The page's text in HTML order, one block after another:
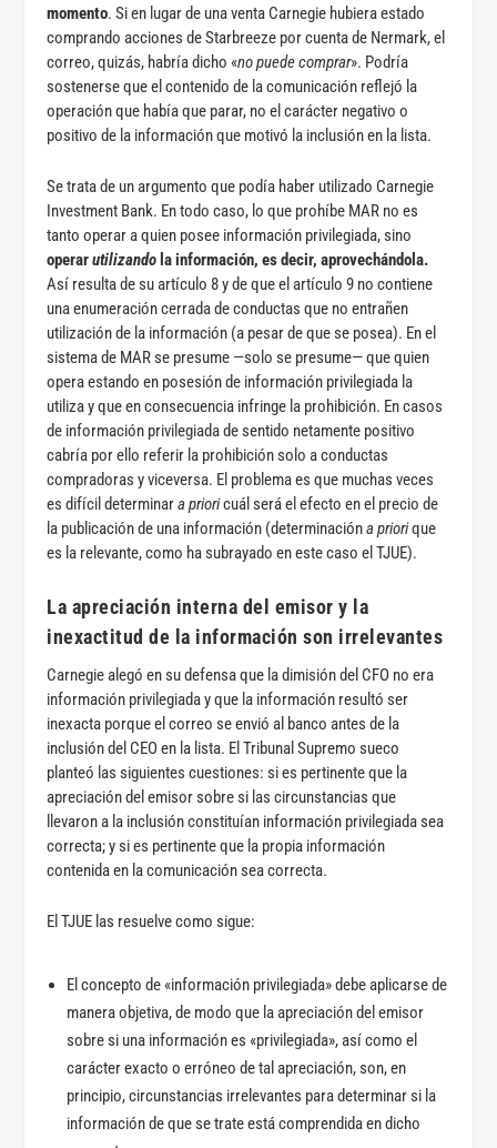
momento. Si en lugar de una venta Carnegie hubiera estado
comprando acciones de Starbreeze por cuenta de Nermark, el
correo, quizás, habría dicho «no puede comprar». Podría
sostenerse que el contenido de la comunicación reflejó la
operación que había que parar, no el carácter negativo o
positivo de la información que motivó la inclusión en la lista.
Se trata de un argumento que podía haber utilizado Carnegie
Investment Bank. En todo caso, lo que prohíbe MAR no es
tanto operar a quien posee información privilegiada, sino
operarutilizando la información, es decir, aprovechándola.
Así resulta de su artículo 8 y de que el artículo 9 no contiene
una enumeración cerrada de conductas que no entrañen
utilización de la información (a pesar de que se posea). En el
sistema de MAR se presume —solo se presume— que quien
opera estando en posesión de información privilegiada la
utiliza y que en consecuencia infringe la prohibición. En casos
de información privilegiada de sentido netamente positivo
cabría por ello referir la prohibición solo a conductas
compradoras y viceversa. El problema es que muchas veces
es difícil determinara prioricuál será el efecto en el precio de
la publicación de una información (determinacióna priorique
es la relevante, como ha subrayado en este caso el TJUE).
La apreciación interna del emisor y la
inexactitud de la información son irrelevantes
Carnegie alegó en su defensa que la dimisión del CFO no era
información privilegiada y que la información resultó ser
inexacta porque el correo se envió al banco antes de la
inclusión del CEO en la lista. El Tribunal Supremo sueco
planteó las siguientes cuestiones: si es pertinente que la
apreciación del emisor sobre si las circunstancias que
llevaron a la inclusión constituían información privilegiada sea
correcta; y si es pertinente que la propia información
contenida en la comunicación sea correcta.
El TJUE las resuelve como sigue:
El concepto de «información privilegiada» debe aplicarse de
manera objetiva, de modo que la apreciación del emisor
sobre si una información es «privilegiada», así como el
carácter exacto o erróneo de tal apreciación, son, en
principio, circunstancias irrelevantes para determinar si la
información de que se trate está comprendida en dicho